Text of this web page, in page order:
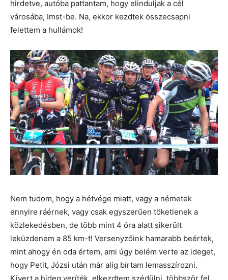
hirdetve, autóba pattantam, hogy elinduljak a cél
városába, Imst-be. Na, ekkor kezdtek összecsapni
felettem a hullámok!
Nem tudom, hogy a hétvége miatt, vagy a németek
ennyire ráérnek, vagy csak egyszerűen töketlenek a
közlekedésben, de több mint 4 óra alatt sikerült
leküzdenem a 85 km-t! Versenyzőink hamarabb beértek,
mint ahogy én oda értem, ami úgy belém verte az ideget,
hogy Petit, Józsi után már alig bírtam lemasszírozni.